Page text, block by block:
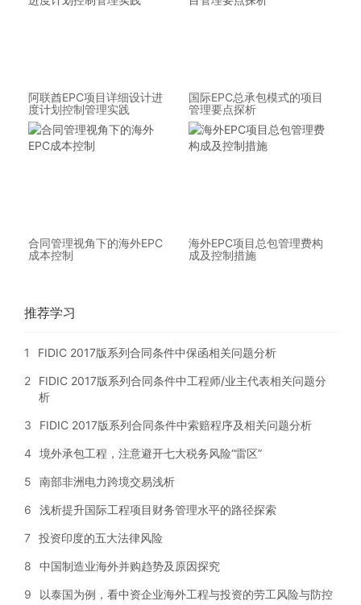
阿联酋EPC项目详细设计进
度计划控制管理实践
国际EPC总承包模式的项目
管理要点探析
合同管理视角下的海外EPC
成本控制
海外EPC项目总包管理费构
成及控制措施
推荐学习
1 FIDIC 2017版系列合同条件中保函相关问题分析
2
FIDIC 2017版系列合同条件中工程师/业主代表相关问题分
析
3 FIDIC 2017版系列合同条件中索赔程序及相关问题分析
4 境外承包工程，注意避开七大税务风险“雷区”
5 南部非洲电力跨境交易浅析
6 浅析提升国际工程项目财务管理水平的路径探索
7 投资印度的五大法律风险
8 中国制造业海外并购趋势及原因探究
9 以泰国为例，看中资企业海外工程与投资的劳工风险与防控